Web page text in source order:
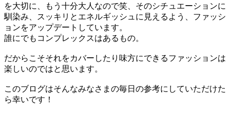
を大切に、もう十分大人なので笑、そのシチュエーションに
馴染み、スッキリとエネルギッシュに見えるよう、ファッシ
ョンをアップデートしています。
誰にでもコンプレックスはあるもの。
だからこそそれをカバーしたり味方にできるファッションは
楽しいのではと思います。
このブログはそんなみなさまの毎日の参考にしていただけた
ら幸いです！